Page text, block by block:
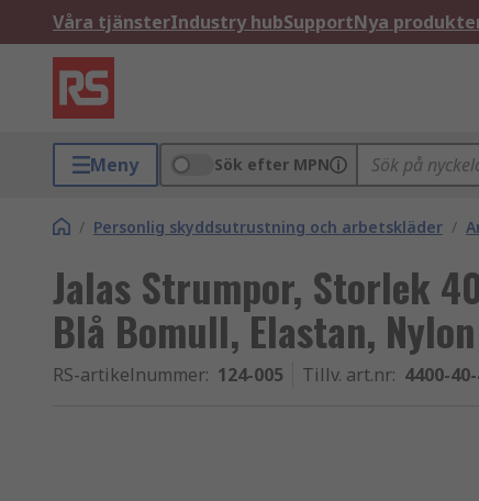
Våra tjänsterIndustry hubSupportNya
Meny Sök efter MPN
/ Personlig skyddsutrustning och arbetskläder /
Jalas Strumpor, Storlek
Blå Bomull, Elastan,
RS-artikelnummer: 124-005 Tillv. art.nr: 4400-